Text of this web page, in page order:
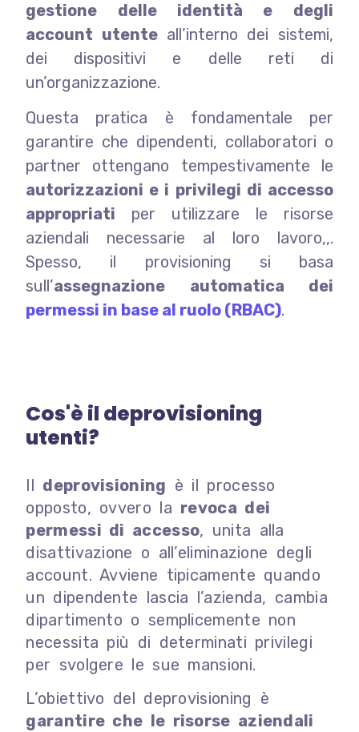
gestione delle identità e degli
account utenteall’interno dei sistemi,
dei dispositivi e delle reti di
un’organizzazione.
Questa pratica è fondamentale per
garantire che dipendenti, collaboratori o
partner ottengano tempestivamente le
autorizzazioni e i privilegi di accesso
appropriati per utilizzare le risorse
aziendali necessarie al loro lavoro,,.
Spesso, il provisioning si basa
sull’assegnazione automatica dei
permessi in base al ruolo (RBAC).
Cos'è il deprovisioning
utenti?
Il deprovisioning è il processo
opposto, ovvero la revoca dei
permessi di accesso, unita alla
disattivazione o all’eliminazione degli
account. Avviene tipicamente quando
un dipendente lascia l’azienda, cambia
dipartimento o semplicemente non
necessita più di determinati privilegi
per svolgere le sue mansioni.
L’obiettivo del deprovisioning è
garantire che le risorse aziendali